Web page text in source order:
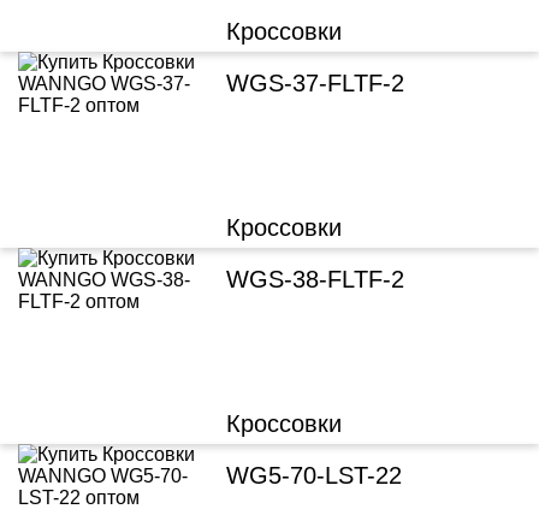
Кроссовки
WGS-37-FLTF-2
Кроссовки
WGS-38-FLTF-2
Кроссовки
WG5-70-LST-22